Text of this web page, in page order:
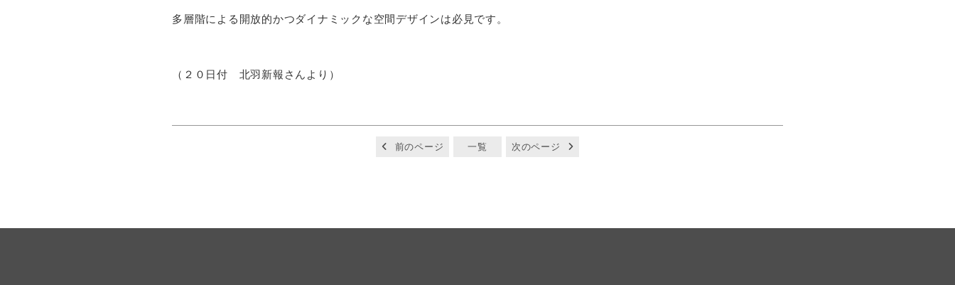
多層階による開放的かつダイナミックな空間デザインは必見です。
（２０日付 北羽新報さんより）
前のページ 一覧 次のページ